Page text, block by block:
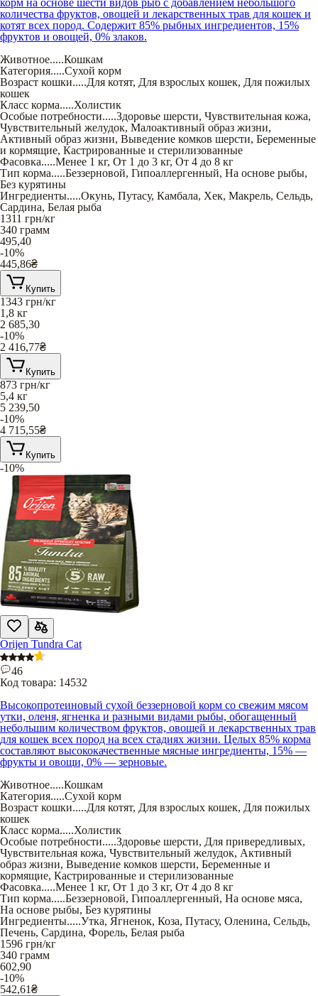
количества фруктов, овощей и лекарственных трав для кошек и
котят всех пород. Содержит 85% рыбных ингредиентов, 15%
фруктов и овощей, 0% злаков.
Животное.....Кошкам
Категория.....Сухой корм
Возраст кошки.....Для котят, Для взрослых кошек, Для пожилых
кошек
Класс корма.....Холистик
Особые потребности.....Здоровье шерсти, Чувствительная кожа,
Чувствительный желудок, Малоактивный образ жизни,
Активный образ жизни, Выведение комков шерсти, Беременные
и кормящие, Кастрированные и стерилизованные
Фасовка.....Менее 1 кг, От 1 до 3 кг, От 4 до 8 кг
Тип корма.....Беззерновой, Гипоаллергенный, На основе рыбы,
Без курятины
Ингредиенты.....Окунь, Путасу, Камбала, Хек, Макрель, Сельдь,
Сардина, Белая рыба
1311 грн/кг
340 грамм
495,40
-10%
445,86₴
Купить
1343 грн/кг
1,8 кг
2 685,30
-10%
2 416,77₴
Купить
873 грн/кг
5,4 кг
5 239,50
-10%
4 715,55₴
Купить
-10%
Orijen Tundra Cat
46
Код товара: 14532
Высокопротеиновый сухой беззерновой корм со свежим мясом
утки, оленя, ягненка и разными видами рыбы, обогащенный
небольшим количеством фруктов, овощей и лекарственных трав
для кошек всех пород на всех стадиях жизни. Целых 85% корма
составляют высококачественные мясные ингредиенты, 15% —
фрукты и овощи, 0% — зерновые.
Животное.....Кошкам
Категория.....Сухой корм
Возраст кошки.....Для котят, Для взрослых кошек, Для пожилых
кошек
Класс корма.....Холистик
Особые потребности.....Здоровье шерсти, Для привередливых,
Чувствительная кожа, Чувствительный желудок, Активный
образ жизни, Выведение комков шерсти, Беременные и
кормящие, Кастрированные и стерилизованные
Фасовка.....Менее 1 кг, От 1 до 3 кг, От 4 до 8 кг
Тип корма.....Беззерновой, Гипоаллергенный, На основе мяса,
На основе рыбы, Без курятины
Ингредиенты.....Утка, Ягненок, Коза, Путасу, Оленина, Сельдь,
Печень, Сардина, Форель, Белая рыба
1596 грн/кг
340 грамм
602,90
-10%
542,61₴